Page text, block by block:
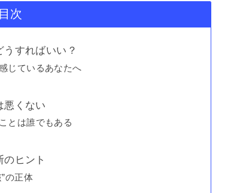
目次
すればいい？
じているあなたへ
悪くない
とは誰でもある
ヒント
の正体